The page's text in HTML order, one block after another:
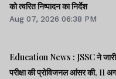
को त्वरित निष्पादन का निर्देश
Aug 07, 2026 06:38 PM
Education News : JSSC ने जारी
परीक्षा की प्रोविजनल आंसर की, 11